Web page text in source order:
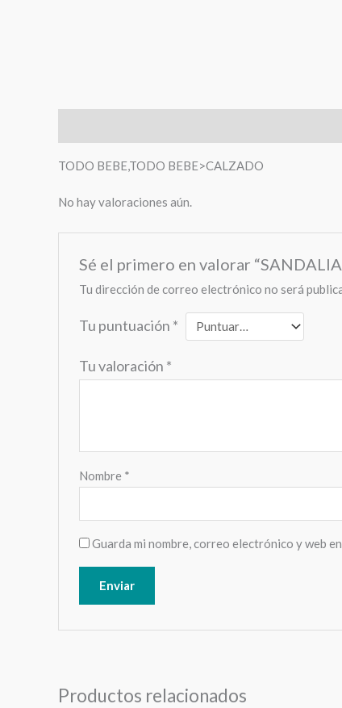
TODO BEBE,TODO BEBE>CALZADO
No hay valoraciones aún.
Sé el primero en valorar
Tu dirección de correo electrónico no será
Tu puntuación *
Tu valoración *
Nombre *
Guarda mi nombre, correo electrónico y web
Productos relacionados